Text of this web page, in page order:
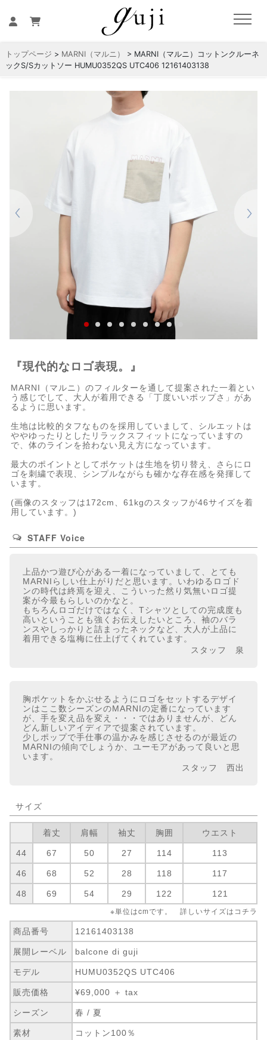
トップページ > MARNI（マルニ）
> MARNI（マルニ）コットンクルーネ
ックS/Sカットソー HUMU0352QS UTC406 12161403138
『現代的なロゴ表現。』
MARNI（マルニ）のフィルターを通して提案された一着とい
う感じでして、大人が着用できる「丁度いいポップさ」があ
るように思います。
生地は比較的タフなものを採用していまして、シルエットは
ややゆったりとしたリラックスフィットになっていますの
で、体のラインを拾わない見え方になっています。
最大のポイントとしてポケットは生地を切り替え、さらにロ
ゴを刺繍で表現、シンプルながらも確かな存在感を発揮して
います。
(画像のスタッフは172cm、61kgのスタッフが46サイズを着
用しています。)
STAFF Voice
上品かつ遊び心がある一着になっていまして、とても
MARNIらしい仕上がりだと思います。いわゆるロゴド
ンの時代は終焉を迎え、こういった然り気無いロゴ提
案が今最もらしいのかなと。
もちろんロゴだけではなく、Tシャツとしての完成度も
高いということも強くお伝えしたいところ、袖のバラ
ンスやしっかりと詰まったネックなど、大人が上品に
着用できる塩梅に仕上げてくれています。
スタッフ 泉
胸ポケットをかぶせるようにロゴをセットするデザイ
ンはここ数シーズンのMARNIの定番になっています
が、手を変え品を変え・・・ではありませんが、どん
どん新しいアイディアで提案されています。
少しポップで手仕事の温かみを感じさせるのが最近の
MARNIの傾向でしょうか、ユーモアがあって良いと思
います。
スタッフ 西出
サイズ
着丈 肩幅 袖丈 胸囲 ウエスト
44 67 50 27 114 113
46 68 52 28 118 117
48 69 54 29 122 121
※単位はcmです。 詳しいサイズは コチラ
商品番号 12161403138
展開レーベル balcone di guji
モデル HUMU0352QS UTC406
販売価格 ¥69,000 ＋ tax
シーズン 春 / 夏
素材 コットン100％